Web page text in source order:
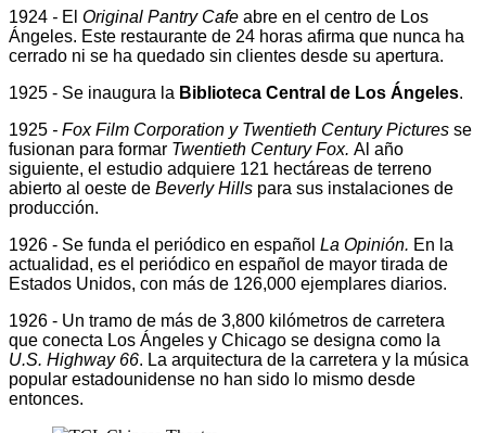
1924 - El Original Pantry Cafe abre en el centro de Los
Ángeles. Este restaurante de 24 horas afirma que nunca ha
cerrado ni se ha quedado sin clientes desde su apertura.
1925 - Se inaugura la Biblioteca Central de Los Ángeles.
1925 - Fox Film Corporation y Twentieth Century Pictures se
fusionan para formar Twentieth Century Fox. Al año
siguiente, el estudio adquiere 121 hectáreas de terreno
abierto al oeste de Beverly Hills para sus instalaciones de
producción.
1926 - Se funda el periódico en español La Opinión. En la
actualidad, es el periódico en español de mayor tirada de
Estados Unidos, con más de 126,000 ejemplares diarios.
1926 - Un tramo de más de 3,800 kilómetros de carretera
que conecta Los Ángeles y Chicago se designa como la
U.S. Highway 66. La arquitectura de la carretera y la música
popular estadounidense no han sido lo mismo desde
entonces.